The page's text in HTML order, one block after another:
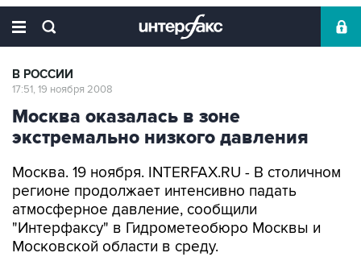
В РОССИИ
17:51, 19 ноября 2008
Москва оказалась в зоне
экстремально низкого давления
Москва. 19 ноября. INTERFAX.RU - В столичном
регионе продолжает интенсивно падать
атмосферное давление, сообщили
"Интерфаксу" в Гидрометеобюро Москвы и
Московской области в среду.